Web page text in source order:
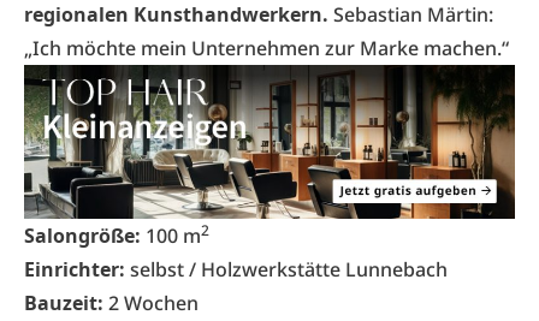
regionalen Kunsthandwerkern. Sebastian Märtin:
„Ich möchte mein Unternehmen zur Marke machen.“
Salongröße: 100 m2
Einrichter: selbst / Holzwerkstätte Lunnebach
Bauzeit: 2 Wochen